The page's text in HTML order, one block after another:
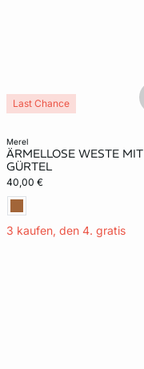
merel
ÄRMELLOSE WESTE MIT
GÜRTEL
40,00 €
3 kaufen, den 4. gratis
Last Chance